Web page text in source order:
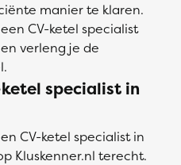
manier te klaren.
CV-ketel specialist
verleng je de
specialist in
CV-ketel specialist in
Kluskenner.nl terecht.